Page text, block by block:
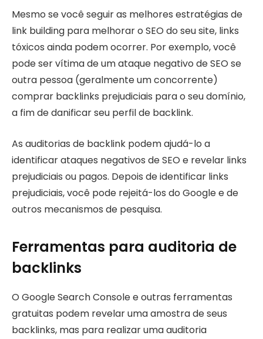
Mesmo se você seguir as melhores estratégias de
link building para melhorar o SEO do seu site, links
tóxicos ainda podem ocorrer. Por exemplo, você
pode ser vítima de um ataque negativo de SEO se
outra pessoa (geralmente um concorrente)
comprar backlinks prejudiciais para o seu domínio,
a fim de danificar seu perfil de backlink.
As auditorias de backlink podem ajudá-lo a
identificar ataques negativos de SEO e revelar links
prejudiciais ou pagos. Depois de identificar links
prejudiciais, você pode rejeitá-los do Google e de
outros mecanismos de pesquisa.
Ferramentas para auditoria de
backlinks
O Google Search Console e outras ferramentas
gratuitas podem revelar uma amostra de seus
backlinks, mas para realizar uma auditoria